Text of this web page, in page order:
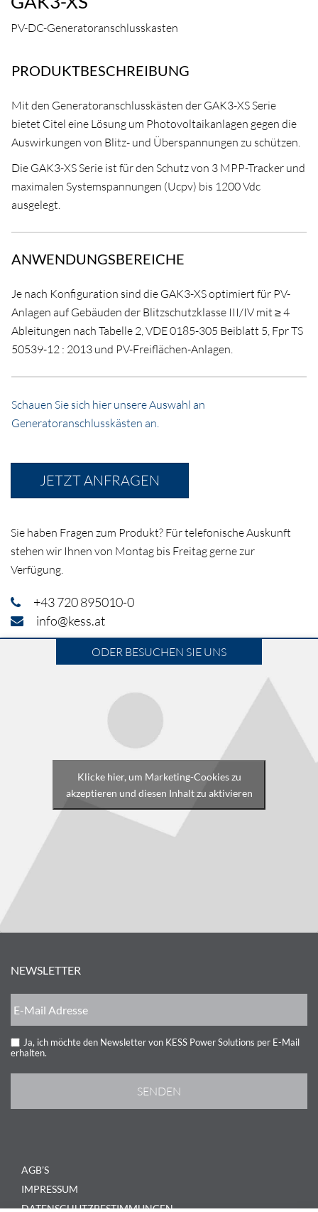
PV-DC-Generatoranschlusskasten
PRODUKTBESCHREIBUNG
Mit den Generatoranschlusskästen der GAK3-XS Serie
bietet Citel eine Lösung um Photovoltaikanlagen gegen die
Auswirkungen von Blitz- und Überspannungen zu schützen.
Die GAK3-XS Serie ist für den Schutz von 3 MPP-Tracker und
maximalen Systemspannungen (Ucpv) bis 1200 Vdc
ausgelegt.
ANWENDUNGSBEREICHE
Je nach Konfiguration sind die GAK3-XS optimiert für PV-
Anlagen auf Gebäuden der Blitzschutzklasse III/IV mit ≥ 4
Ableitungen nach Tabelle 2, VDE 0185-305 Beiblatt 5, Fpr TS
50539-12 : 2013 und PV-Freiflächen-Anlagen.
Schauen Sie sich hier unsere Auswahl an
Generatoranschlusskästen an.
JETZT ANFRAGEN
Sie haben Fragen zum Produkt? Für telefonische Auskunft
stehen wir Ihnen von Montag bis Freitag gerne zur
Verfügung.
+43 720 895010-0
info@kess.at
ODER BESUCHEN SIE UNS
Klicke hier, um Marketing-Cookies zu
akzeptieren und diesen Inhalt zu aktivieren
NEWSLETTER
Ja, ich möchte den Newsletter von KESS Power Solutions per E-Mail
erhalten.
AGB’S
IMPRESSUM
DATENSCHUTZBESTIMMUNGEN